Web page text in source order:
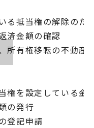
る抵当権の解除のた
済金額の確認
所有権移転の不動産
権を設定している金
の発行
登記申請